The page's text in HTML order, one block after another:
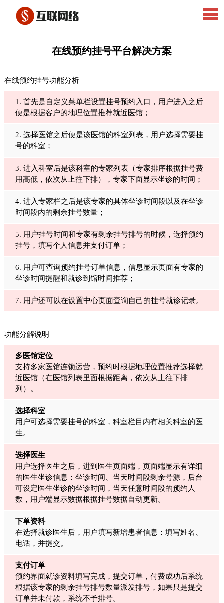
在线预约挂号平台解决方案
在线预约挂号功能分析
1. 首先是自定义菜单栏设置挂号预约入口，用户进入之后
便是根据客户的地理位置推荐就近医馆；
2. 选择医馆之后便是该医馆的科室列表，用户选择需要挂
号的科室；
3. 进入科室后是该科室的专家列表（专家排序根据挂号费
用高低，依次从上往下排），专家下面显示坐诊的时间；
4. 进入专家栏之后是该专家的具体坐诊时间段以及在坐诊
时间段内的剩余挂号数量；
5. 用户挂号时间和专家有剩余挂号排号的时候，选择预约
挂号，填写个人信息并支付订单；
6. 用户可查询预约挂号订单信息，信息显示页面有专家的
坐诊时间提醒和就诊到馆时间推荐；
7. 用户还可以在设置中心页面查询自己的挂号就诊记录。
功能分解说明
多医馆定位
支持多家医馆连锁运营，预约时根据地理位置推荐选择就
近医馆（在医馆列表里面根据距离，依次从上往下排
列）。
选择科室
用户可选择需要挂号的科室，科室栏目内有相关科室的医
生。
选择医生
用户选择医生之后，进到医生页面端，页面端显示有详细
的医生坐诊信息：坐诊时间、当天时间段剩余号源，后台
可设定医生坐诊的坐诊时间，当天任意时间段的预约人
数，用户端显示数据根据挂号数据自动更新。
下单资料
在选择就诊医生后，用户填写新增患者信息：填写姓名、
电话，并提交。
支付订单
预约界面就诊资料填写完成，提交订单，付费成功后系统
根据该专家的剩余挂号排号数量派发排号，如果只是提交
订单并未付款，系统不予排号。